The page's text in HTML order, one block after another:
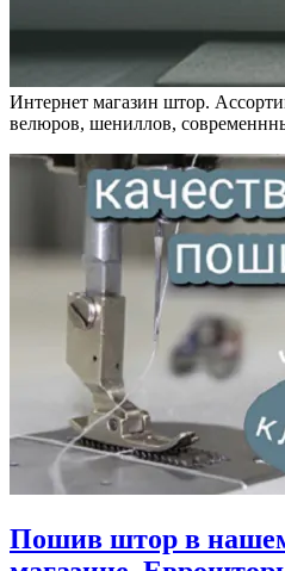
Интернет магазин штор.
велюров, шениллов,
Пошив штор в